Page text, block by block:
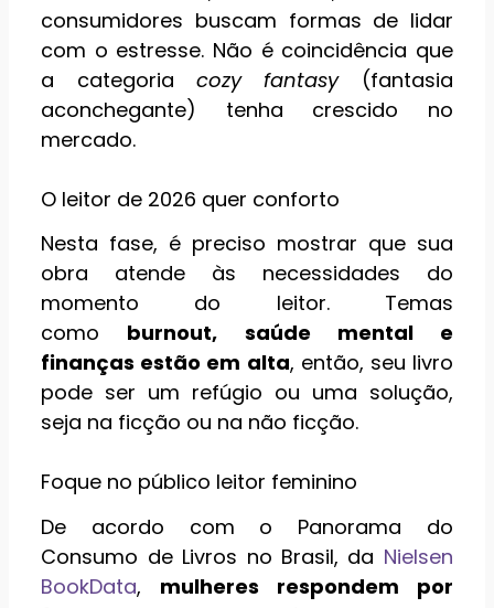
consumidores buscam formas de lidar
com o estresse. Não é coincidência que
a categoria cozy fantasy(fantasia
aconchegante) tenha crescido no
mercado.
O leitor de 2026 quer conforto
Nesta fase, é preciso mostrar que sua
obra atende às necessidades do
momento do leitor. Temas
como burnout, saúde mental e
finanças estão em alta, então, seu livro
pode ser um refúgio ou uma solução,
seja na ficção ou na não ficção.
Foque no público leitor feminino
De acordo com o Panorama do
Consumo de Livros no Brasil, da Nielsen
BookData, mulheres respondem por